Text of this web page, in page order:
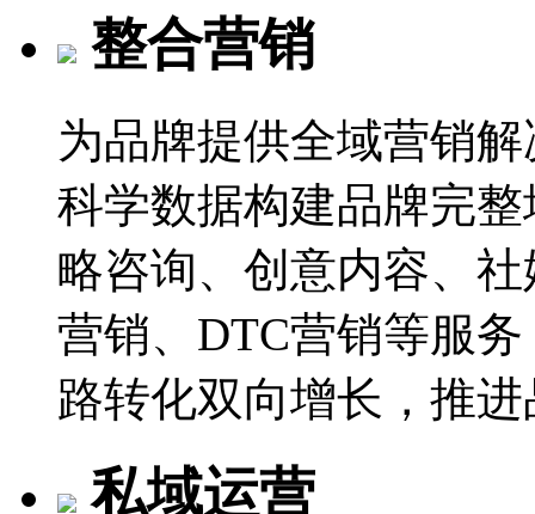
整合营销
为品牌提供全域营销
科学数据构建品牌完
略咨询、创意内容、
营销、DTC营销等服
路转化双向增长，推
私域运营